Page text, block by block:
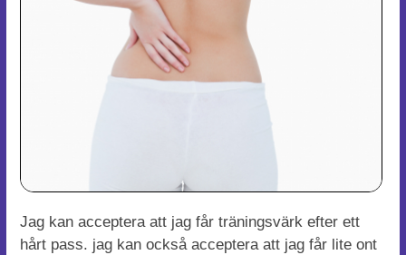
Jag kan acceptera att jag får träningsvärk efter ett
hårt pass. jag kan också acceptera att jag får lite ont